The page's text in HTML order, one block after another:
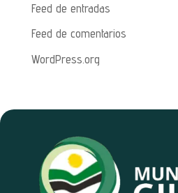
Feed de entradas
Feed de comentarios
WordPress.org